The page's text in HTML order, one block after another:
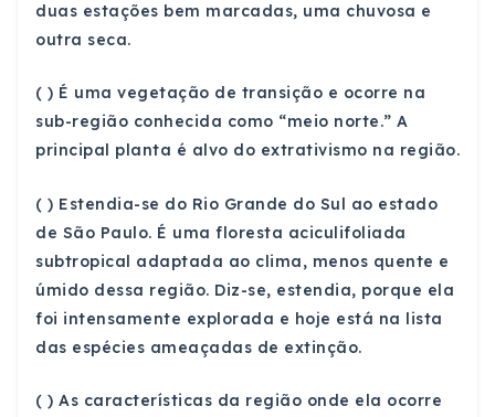
duas estações bem marcadas, uma chuvosa e
outra seca.
( ) É uma vegetação de transição e ocorre na
sub-região conhecida como “meio norte.” A
principal planta é alvo do extrativismo na região.
( ) Estendia-se do Rio Grande do Sul ao estado
de São Paulo. É uma floresta aciculifoliada
subtropical adaptada ao clima, menos quente e
úmido dessa região. Diz-se, estendia, porque ela
foi intensamente explorada e hoje está na lista
das espécies ameaçadas de extinção.
( ) As características da região onde ela ocorre